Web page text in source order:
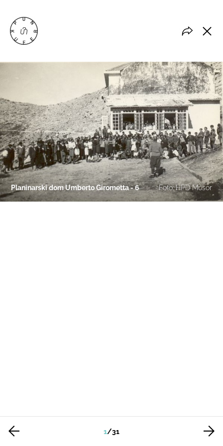
Planinarski dom Umberto Girometta - 6 Foto: HPD Mosor
1/31